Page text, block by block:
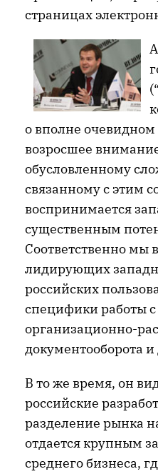
страницах
о вполне очевидном
возросшее
обусловленному
связанному с этим
воспринимается
существенным
Соответственно мы
лидирующих
российских
специфики работы
организационно-
документооборота и
В то же время, он
российские
разделение рынка
отдается крупным
среднего бизнеса,